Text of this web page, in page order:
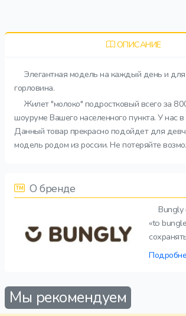
ОПИСАНИЕ
Элегантная модель на каждый день и
горловина.
Жилет "молоко" подростковый всего за
шоуруме Вашего населенного пункта. У нас
Данный товар прекрасно подойдет для
модель родом из россии. Не потеряйте
О бренде
Bungly
«to
Мы рекомендуем